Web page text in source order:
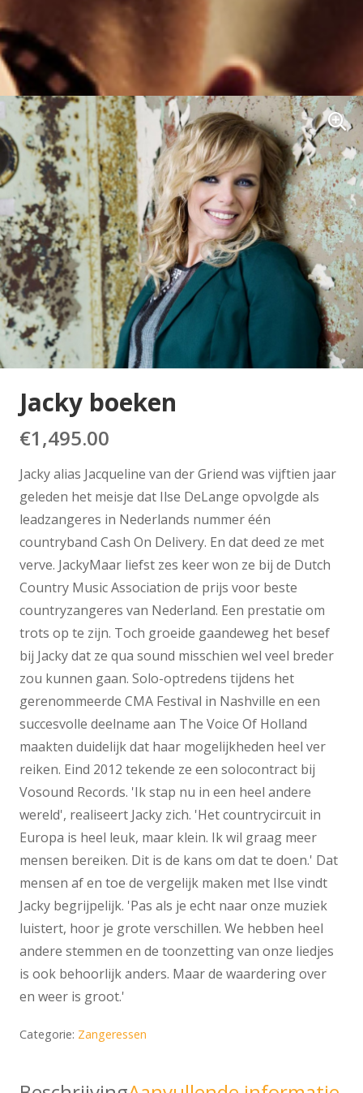
Jacky boeken
€1,495.00
Jacky alias Jacqueline van der Griend was vijftien jaar
geleden het meisje dat Ilse DeLange opvolgde als
leadzangeres in Nederlands nummer één
countryband Cash On Delivery. En dat deed ze met
verve. JackyMaar liefst zes keer won ze bij de Dutch
Country Music Association de prijs voor beste
countryzangeres van Nederland. Een prestatie om
trots op te zijn. Toch groeide gaandeweg het besef
bij Jacky dat ze qua sound misschien wel veel breder
zou kunnen gaan. Solo-optredens tijdens het
gerenommeerde CMA Festival in Nashville en een
succesvolle deelname aan The Voice Of Holland
maakten duidelijk dat haar mogelijkheden heel ver
reiken. Eind 2012 tekende ze een solocontract bij
Vosound Records. 'Ik stap nu in een heel andere
wereld', realiseert Jacky zich. 'Het countrycircuit in
Europa is heel leuk, maar klein. Ik wil graag meer
mensen bereiken. Dit is de kans om dat te doen.' Dat
mensen af en toe de vergelijk maken met Ilse vindt
Jacky begrijpelijk. 'Pas als je echt naar onze muziek
luistert, hoor je grote verschillen. We hebben heel
andere stemmen en de toonzetting van onze liedjes
is ook behoorlijk anders. Maar de waardering over
en weer is groot.'
Categorie: Zangeressen